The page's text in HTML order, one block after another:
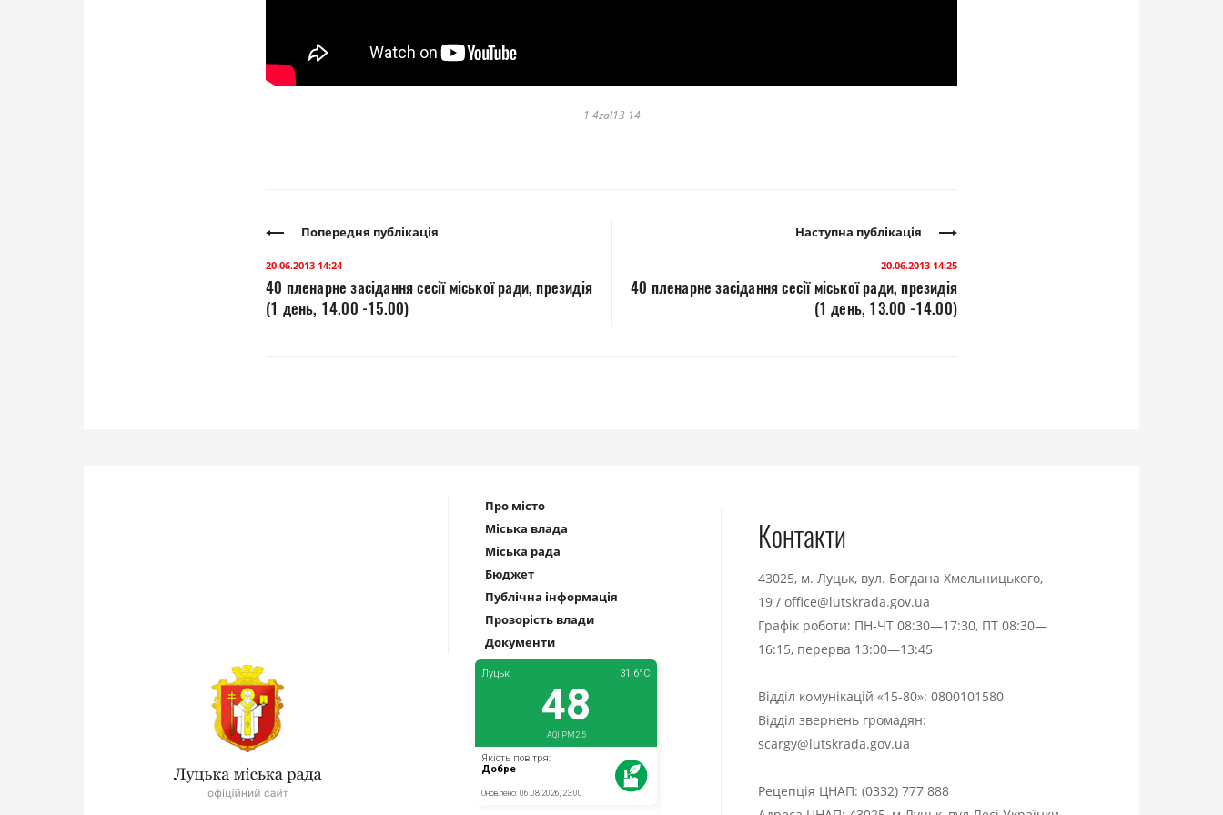
1 4zal13 14
Попередня публікація
20.06.2013 14:24
40 пленарне засідання сесії міської ради, президія
(1 день, 14.00 -15.00)
Наступна публікація
20.06.2013 14:25
40 пленарне засідання сесії міської ради, президія
(1 день, 13.00 -14.00)
Про місто
Міська влада
Міська рада
Бюджет
Публічна інформація
Прозорість влади
Документи
Контакти
43025, м. Луцьк, вул. Богдана Хмельницького,
19 / office@lutskrada.gov.ua
Графік роботи: ПН-ЧТ 08:30—17:30, ПТ 08:30—
16:15, перерва 13:00—13:45
Відділ комунікацій «15-80»: 0800101580
Відділ звернень громадян:
scargy@lutskrada.gov.ua
Рецепція ЦНАП: (0332) 777 888